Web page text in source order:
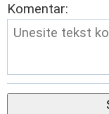
Komentar: